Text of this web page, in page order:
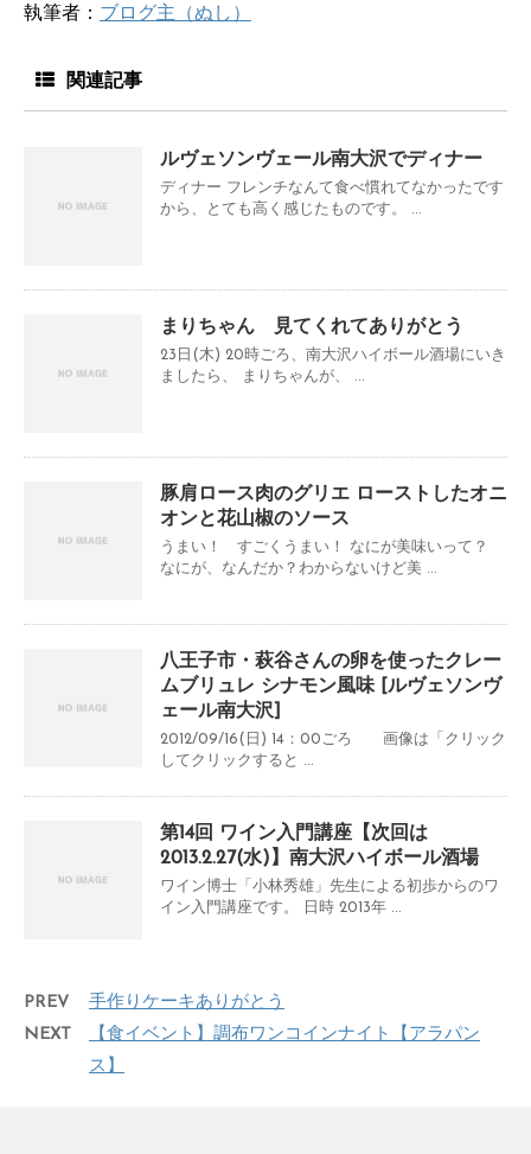
執筆者： ブログ主（ぬし）
関連記事
ルヴェソンヴェール南大沢でディナー
ディナー フレンチなんて食べ慣れてなかったです
から、とても高く感じたものです。 ...
まりちゃん 見てくれてありがとう
23日(木) 20時ごろ、南大沢ハイボール酒場にいき
ましたら、 まりちゃんが、 ...
豚肩ロース肉のグリエ ローストしたオニ
オンと花山椒のソース
うまい！ すごくうまい！ なにが美味いって？
なにが、なんだか？わからないけど美 ...
八王子市・萩谷さんの卵を使ったクレー
ムブリュレ シナモン風味 [ルヴェソンヴ
ェール南大沢]
2012/09/16(日) 14：00ごろ 画像は「クリック
してクリックすると ...
第14回 ワイン入門講座【次回は
2013.2.27(水)】南大沢ハイボール酒場
ワイン博士「小林秀雄」先生による初歩からのワ
イン入門講座です。 日時 2013年 ...
PREV
手作りケーキありがとう
NEXT
【食イベント】調布ワンコインナイト【アラパン
ス】